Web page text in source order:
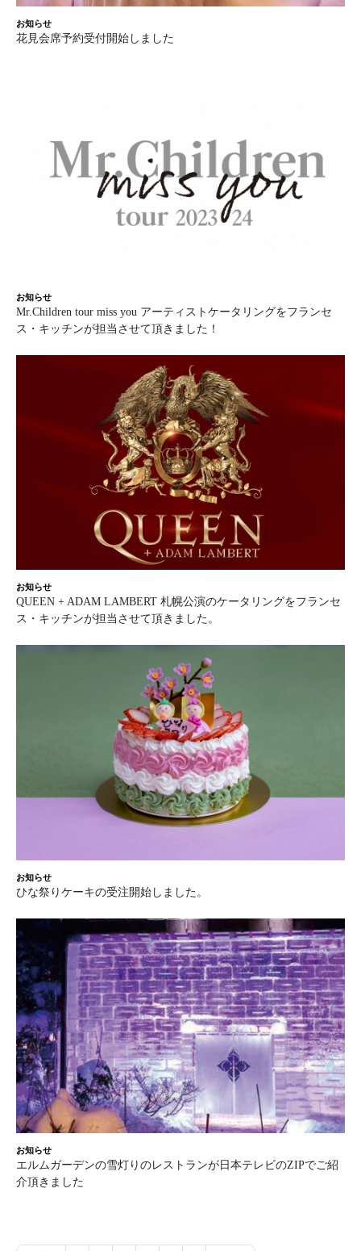
お知らせ
花見会席予約受付開始しました
お知らせ
Mr.Children tour miss you アーティストケータリングをフランセ
ス・キッチンが担当させて頂きました！
お知らせ
QUEEN + ADAM LAMBERT 札幌公演のケータリングをフランセ
ス・キッチンが担当させて頂きました。
お知らせ
ひな祭りケーキの受注開始しました。
お知らせ
エルムガーデンの雪灯りのレストランが日本テレビのZIPでご紹
介頂きました